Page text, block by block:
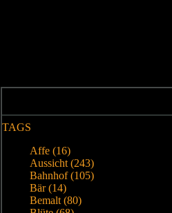
TAGS
Affe (16)
Aussicht (243)
Bahnhof (105)
Bär (14)
Bemalt (80)